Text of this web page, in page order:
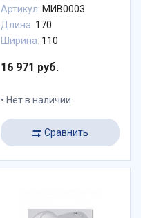
Артикул: МИВ0003
Длина: 170
Ширина: 110
16 971 руб.
Нет в наличии
Сравнить